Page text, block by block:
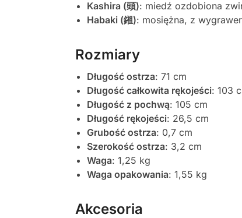
Kashira (頭): miedź ozdobiona
Habaki (鎺): mosiężna, z
Rozmiary
Długość ostrza: 71 cm
Długość całkowita rękojeści: 103
Długość z pochwą: 105 cm
Długość rękojeści: 26,5 cm
Grubość ostrza: 0,7 cm
Szerokość ostrza: 3,2 cm
Waga: 1,25 kg
Waga opakowania: 1,55 kg
Akcesoria